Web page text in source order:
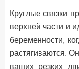
Круглые связки
верхней части и
беременности,
растягиваются.
ваших резких